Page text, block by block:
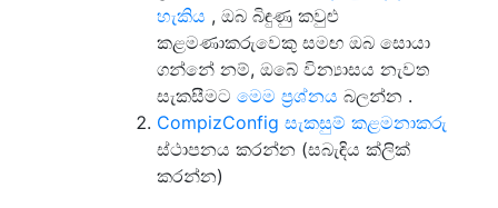
හැකිය , ඔබ බිඳුණු කවුළු
කළමණාකරුවෙකු සමඟ ඔබ සොයා
ගන්නේ නම්, ඔබේ වින්‍යාසය නැවත
සැකසීමට මෙම ප්‍රශ්නය බලන්න .
CompizConfig සැකසුම් කළමනාකරු
ස්ථාපනය කරන්න (සබැඳිය ක්ලික්
කරන්න)